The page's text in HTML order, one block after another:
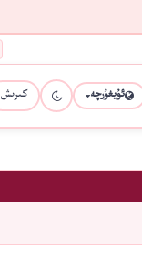
ئۇيغۇرچە كىرىش